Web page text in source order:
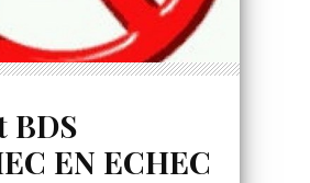
BDS
EN ECHEC